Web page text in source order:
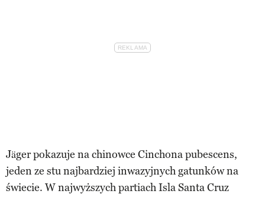
Jäger pokazuje na chinowce Cinchona pubescens,
jeden ze stu najbardziej inwazyjnych gatunków na
świecie. W najwyższych partiach Isla Santa Cruz